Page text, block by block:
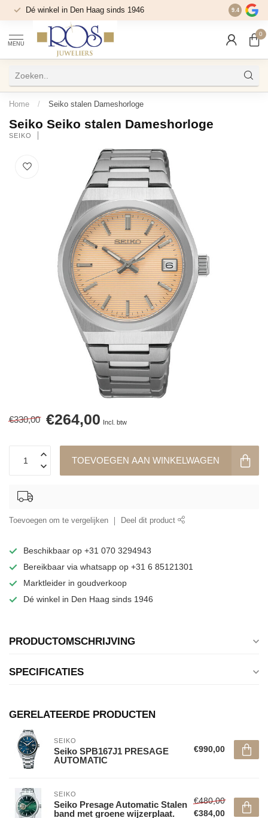
Dé winkel in Den Haag sinds 1946 9.4
MENU
0
Home / Seiko stalen Dameshorloge
Seiko Seiko stalen Dameshorloge
SEIKO
€330,00 €264,00 Incl. btw
TOEVOEGEN AAN WINKELWAGEN
Toevoegen om te vergelijken Deel dit product
Beschikbaar op +31 070 3294943
Bereikbaar via whatsapp op +31 6 85121301
Marktleider in goudverkoop
Dé winkel in Den Haag sinds 1946
PRODUCTOMSCHRIJVING
SPECIFICATIES
GERELATEERDE PRODUCTEN
SEIKO
Seiko SPB167J1 PRESAGE
AUTOMATIC
€990,00
SEIKO
Seiko Presage Automatic Stalen
band met groene wijzerplaat.
€480,00
€384,00